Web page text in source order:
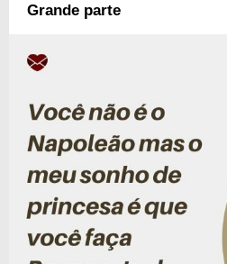
Grande parte